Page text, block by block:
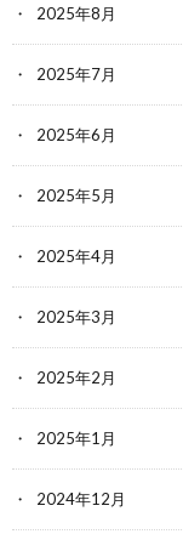
2025年8月
2025年7月
2025年6月
2025年5月
2025年4月
2025年3月
2025年2月
2025年1月
2024年12月